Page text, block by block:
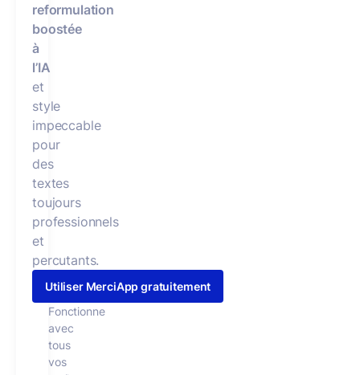
reformulation
boostée
à
l’IA
et
style
impeccable
pour
des
textes
toujours
professionnels
et
percutants.
Utiliser MerciApp gratuitement
Fonctionne
avec
tous
vos